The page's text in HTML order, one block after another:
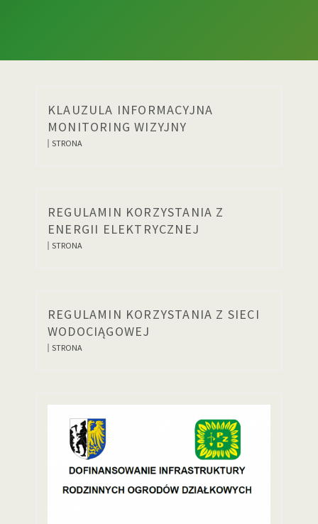
KLAUZULA INFORMACYJNA
MONITORING WIZYJNY
STRONA
REGULAMIN KORZYSTANIA Z
ENERGII ELEKTRYCZNEJ
STRONA
REGULAMIN KORZYSTANIA Z SIECI
WODOCIĄGOWEJ
STRONA